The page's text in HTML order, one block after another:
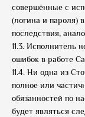
совершённые с
(логина и пароля)
последствия,
11.3. Исполнитель
ошибок в работе
11.4. Ни одна из
полное или
обязанностей по
будет являться